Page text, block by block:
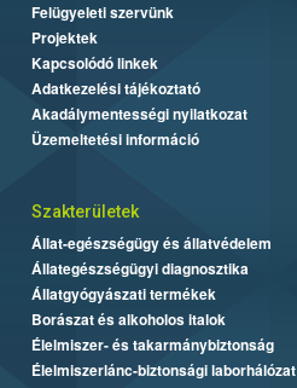
Felügyeleti szervünk
Projektek
Kapcsolódó linkek
Adatkezelési tájékoztató
Akadálymentességi nyilatkozat
Üzemeltetési információ
Szakterületek
Állat-egészségügy és állatvédelem
Állategészségügyi diagnosztika
Állatgyógyászati termékek
Borászat és alkoholos italok
Élelmiszer- és takarmánybiztonság
Élelmiszerlánc-biztonsági laborhálózat